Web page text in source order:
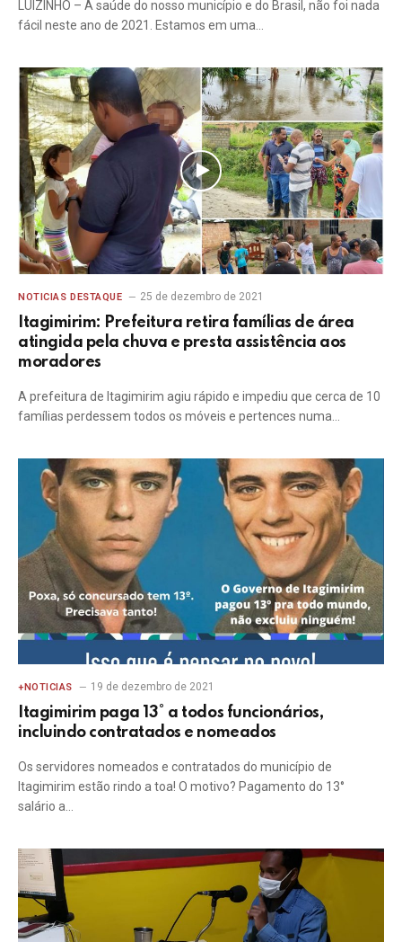
LUIZINHO – A saúde do nosso município e do Brasil, não foi nada
fácil neste ano de 2021. Estamos em uma…
NOTICIAS DESTAQUE 25 de dezembro de 2021
Itagimirim: Prefeitura retira famílias de área
atingida pela chuva e presta assistência aos
moradores
A prefeitura de Itagimirim agiu rápido e impediu que cerca de 10
famílias perdessem todos os móveis e pertences numa…
+NOTICIAS 19 de dezembro de 2021
Itagimirim paga 13° a todos funcionários,
incluindo contratados e nomeados
Os servidores nomeados e contratados do município de
Itagimirim estão rindo a toa! O motivo? Pagamento do 13°
salário a…